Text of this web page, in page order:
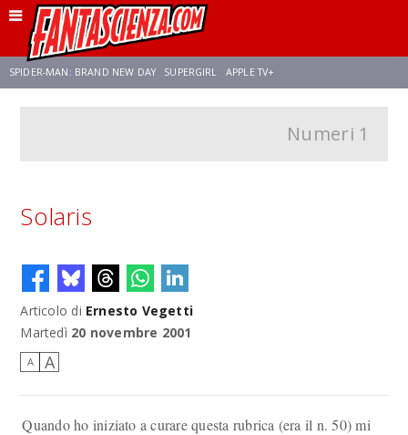
SPIDER-MAN: BRAND NEW DAY SUPERGIRL APPLE TV+
AVENGERS: DOOMSDAY
Numeri 1
Solaris
Articolo di Ernesto Vegetti
Martedì 20 novembre 2001
A A
Quando ho iniziato a curare questa rubrica (era il n. 50) mi